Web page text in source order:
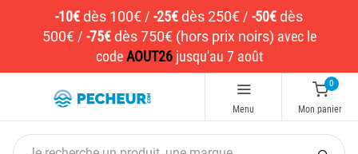
-10€dès 100€ / -25€dès 250€ / -50€dès
500€/ -75€ dès 750€ (hors prix noirs) avec le
codeAOUT26jusqu'au 7 août
Menu
0
Mon panier